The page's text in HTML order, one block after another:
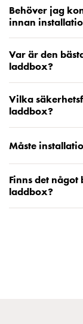
Behöver jag
innan
Var är den
laddbox?
Vilka
laddbox?
Måste
Finns det
laddbox?